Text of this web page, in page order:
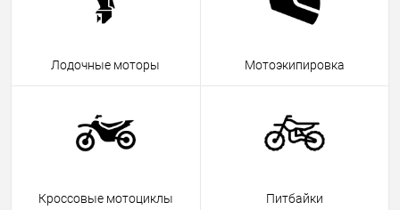
Лодочные моторы Мотоэкипировка
Кроссовые мотоциклы Питбайки